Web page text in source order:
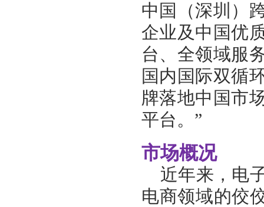
中国（深圳）
企业及中国优
台、全领域服
国内国际双循
牌落地中国市
平台。”
市场概况
近年来，电
电商领域的佼